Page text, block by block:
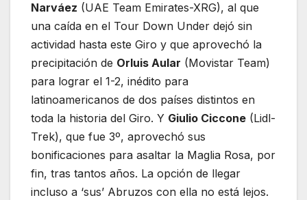
Narváez (UAE Team Emirates-XRG), al que
una caída en el Tour Down Under dejó sin
actividad hasta este Giro y que aprovechó la
precipitación de Orluis Aular (Movistar Team)
para lograr el 1-2, inédito para
latinoamericanos de dos países distintos en
toda la historia del Giro. Y Giulio Ciccone (Lidl-
Trek), que fue 3º, aprovechó sus
bonificaciones para asaltar la Maglia Rosa, por
fin, tras tantos años. La opción de llegar
incluso a ‘sus’ Abruzos con ella no está lejos.